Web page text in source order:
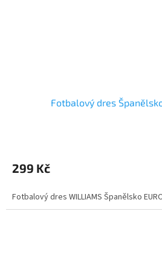
Fotbalový dres
299 Kč
Fotbalový dres WILLIAMS Španělsko